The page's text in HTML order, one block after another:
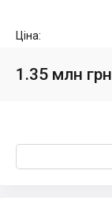
Ціна:
1.35 млн грн